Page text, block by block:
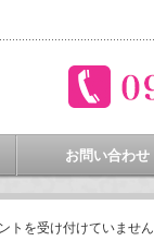
お問い合わせ
トを受け付けていません